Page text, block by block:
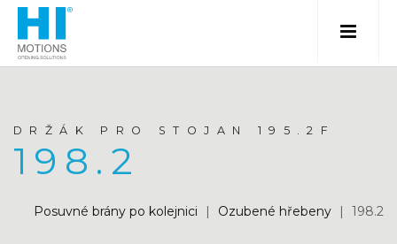
DRŽÁK PRO STOJAN 195.2F
198.2
Posuvné brány po kolejnici | Ozubené hřebeny | 198.2